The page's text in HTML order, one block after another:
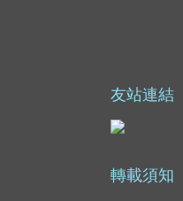
友站連結
轉載須知